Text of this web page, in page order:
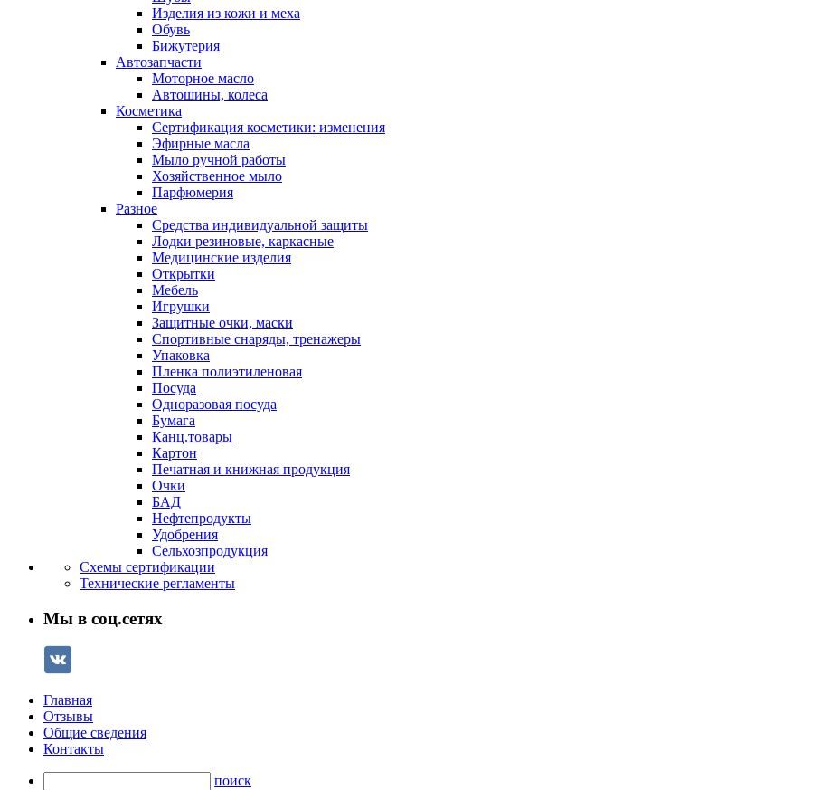
Изделия из кожи и меха
Обувь
Бижутерия
Автозапчасти
Моторное масло
Автошины, колеса
Косметика
Сертификация косметики: изменения
Эфирные масла
Мыло ручной работы
Хозяйственное мыло
Парфюмерия
Разное
Средства индивидуальной защиты
Лодки резиновые, каркасные
Медицинские изделия
Открытки
Мебель
Игрушки
Защитные очки, маски
Спортивные снаряды, тренажеры
Упаковка
Пленка полиэтиленовая
Посуда
Одноразовая посуда
Бумага
Канц.товары
Картон
Печатная и книжная продукция
Очки
БАД
Нефтепродукты
Удобрения
Сельхозпродукция
Схемы сертификации
Технические регламенты
Мы в соц.сетях
Главная
Отзывы
Общие сведения
Контакты
поиск